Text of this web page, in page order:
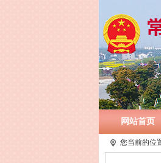
网站首页
您当前的位